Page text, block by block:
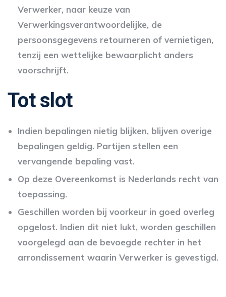
Verwerker, naar keuze van
Verwerkingsverantwoordelijke, de
persoonsgegevens retourneren of vernietigen,
tenzij een wettelijke bewaarplicht anders
voorschrijft.
Tot slot
Indien bepalingen nietig blijken, blijven overige
bepalingen geldig. Partijen stellen een
vervangende bepaling vast.
Op deze Overeenkomst is Nederlands recht van
toepassing.
Geschillen worden bij voorkeur in goed overleg
opgelost. Indien dit niet lukt, worden geschillen
voorgelegd aan de bevoegde rechter in het
arrondissement waarin Verwerker is gevestigd.